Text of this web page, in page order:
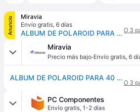
Anuncio
Miravia
Envío gratis, 6 días
ALBUM DE POLAROID PARA 40 FOTOS O 3
Miravia
Precio más bajo·Envío gratis, 6
ALBUM DE POLAROID PARA 40 FOTOS
O 3
PC Componentes
Envío gratis, 1-2 días